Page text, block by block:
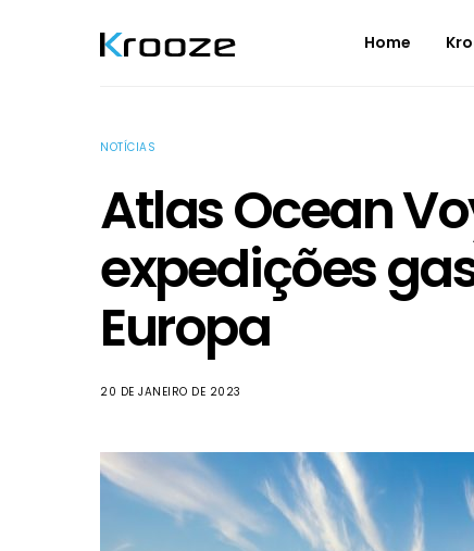
Home
NOTÍCIAS
Atlas Ocean
expedições
Europa
20 DE JANEIRO DE 2023